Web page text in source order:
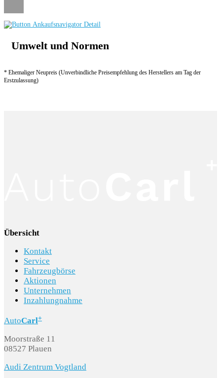
Umwelt und Normen
* Ehemaliger Neupreis (Unverbindliche Preisempfehlung des Herstellers am Tag der
Erstzulassung)
Übersicht
Kontakt
Service
Fahrzeugbörse
Aktionen
Unternehmen
Inzahlungnahme
AutoCarl+
Moorstraße 11
08527 Plauen
Audi Zentrum Vogtland